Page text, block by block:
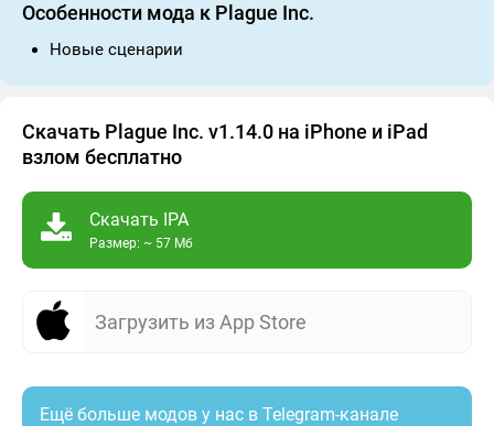
Особенности мода к Plague Inc.
Новые сценарии
Скачать Plague Inc. v1.14.0 на iPhone и iPad
взлом бесплатно
Скачать IPA
Размер: ~ 57 Мб
Загрузить из App Store
Ещё больше модов у нас в Telegram-канале